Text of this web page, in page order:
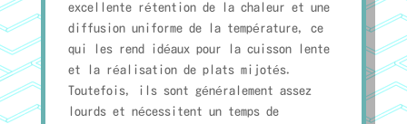
excellente rétention de la chaleur et une
diffusion uniforme de la température, ce
qui les rend idéaux pour la cuisson lente
et la réalisation de plats mijotés.
Toutefois, ils sont généralement assez
lourds et nécessitent un temps de